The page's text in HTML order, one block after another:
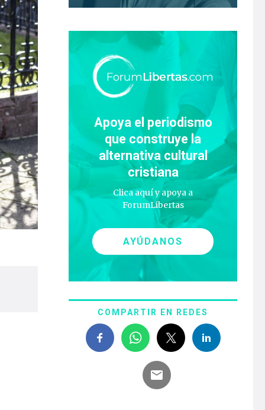
Apoya el periodismo
que construye la
alternativa cultural
cristiana
Clica aquí y apoya a
ForumLibertas
AYÚDANOS
COMPARTIR EN REDES